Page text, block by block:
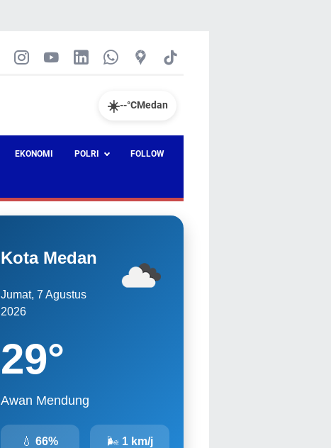
☀️--°CMedan
EKONOMI POLRI FOLLOW
Kota Medan
Jumat, 7 Agustus
2026
29°
Awan Mendung
💧66%
🌬 1 km/j